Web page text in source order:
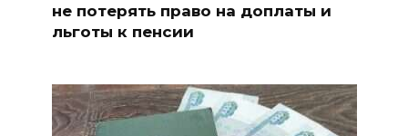
не потерять право на доплаты и
льготы к пенсии